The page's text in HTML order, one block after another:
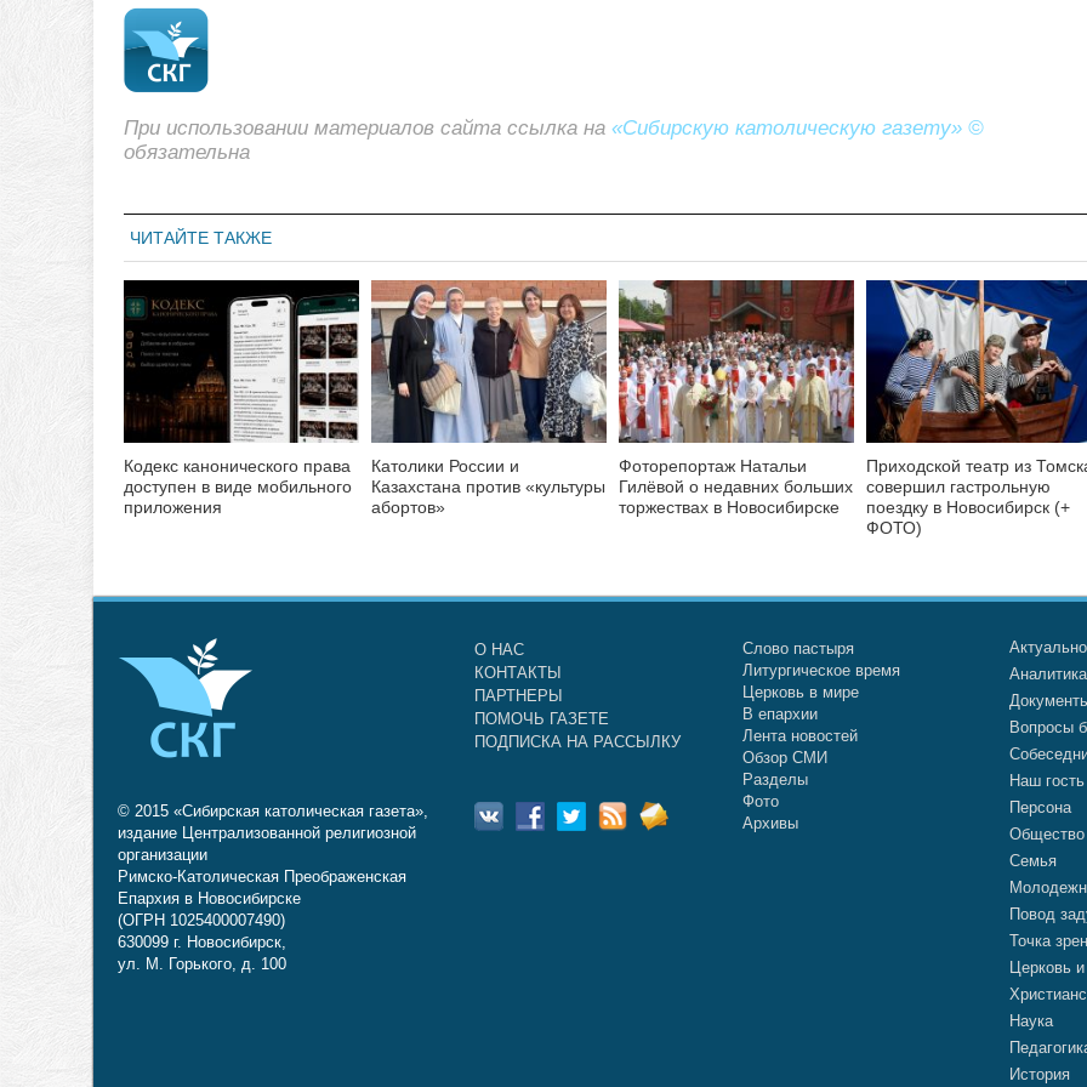
При использовании материалов сайта ссылка на «Сибирскую католическую газету» ©
обязательна
ЧИТАЙТЕ ТАКЖЕ
Кодекс канонического права
доступен в виде мобильного
приложения
Католики России и
Казахстана против «культуры
абортов»
Фоторепортаж Натальи
Гилёвой о недавних больших
торжествах в Новосибирске
Приходской театр из
совершил гастрольную
поездку в Новосибирск (+
ФОТО)
© 2015 «Сибирская католическая газета»,
издание Централизованной религиозной
организации
Римско-Католическая Преображенская
Епархия в Новосибирске
(ОГРН 1025400007490)
630099 г. Новосибирск,
ул. М. Горького, д. 100
О НАС
КОНТАКТЫ
ПАРТНЕРЫ
ПОМОЧЬ ГАЗЕТЕ
ПОДПИСКА НА РАССЫЛКУ
Слово пастыря
Литургическое время
Церковь в мире
В епархии
Лента новостей
Обзор СМИ
Разделы
Фото
Архивы
Актуально
Аналитика
Вопросы
Наш гость
Персона
Общество
Семья
Повод
Точка
Церковь
Наука
История